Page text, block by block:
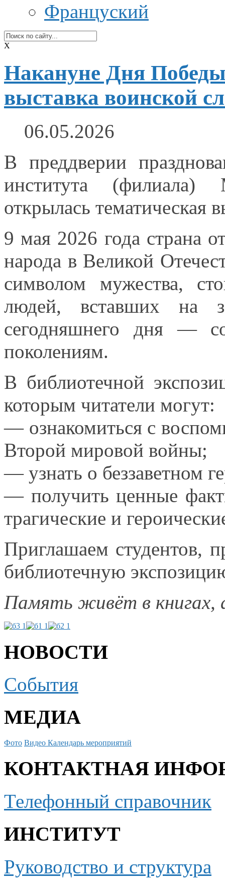
Француский
X
Накануне Дня
выставка воинской
06.05.2026
В преддверии
института (филиала)
открылась тематическая
9 мая 2026 года страна
народа в Великой
символом мужества,
людей, вставших на
сегодняшнего дня —
поколениям.
В библиотечной
которым читатели могут:
— ознакомиться с
Второй мировой войны;
— узнать о беззаветном
— получить ценные
трагические и
Приглашаем студентов,
библиотечную
Память живёт в книгах,
НОВОСТИ
События
МЕДИА
Фото Видео Календарь мероприятий
КОНТАКТНАЯ
Телефонный справочник
ИНСТИТУТ
Руководство и структура